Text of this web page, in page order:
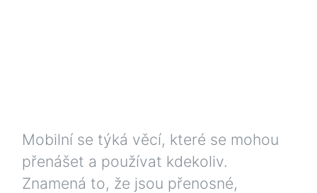
Mobilní se týká věcí, které se mohou
přenášet a používat kdekoliv.
Znamená to, že jsou přenosné,